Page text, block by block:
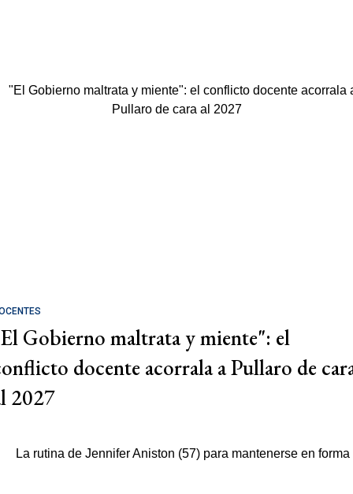
Gobierno maltrata y miente": el
docente acorrala a Pullaro de
2027